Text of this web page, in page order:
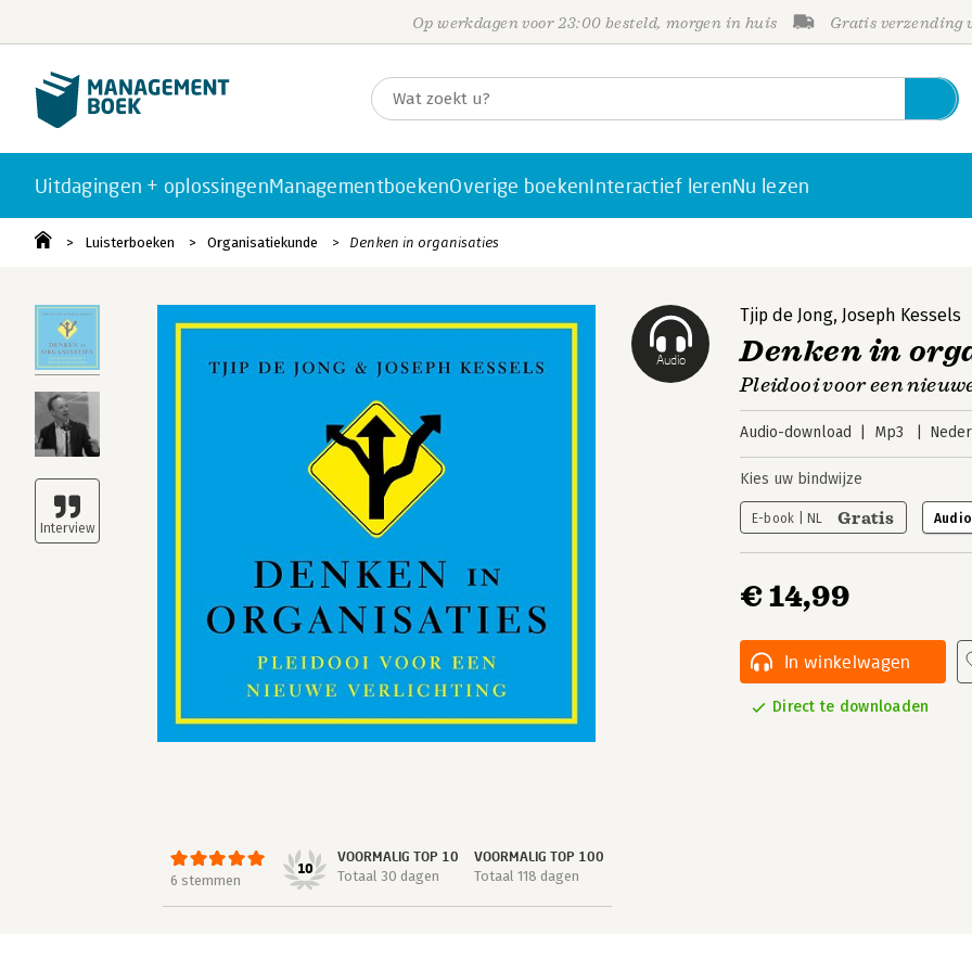
Op werkdagen voor 23:00 besteld, morgen in huis Gratis verzending
Uitdagingen + oplossingenManagementboekenOverige boekenInteractief lerenNu lezen
Luisterboeken Organisatiekunde Denken in organisaties
Audio
6 stemmen
10
VOORMALIG TOP 10
Totaal 30 dagen
VOORMALIG TOP 100
Totaal 118 dagen
Tjip de Jong, Joseph Kessels
Denken in
Pleidooi voor een
Audio-download Mp3
Kies uw bindwijze
E-book | NL Gratis
€ 14,99
In winkelwagen
Direct te downloaden